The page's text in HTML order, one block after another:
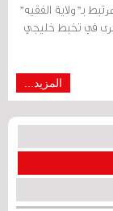
بـ"ولاية الفقيه"
في تخبط خليجي
المزيد...